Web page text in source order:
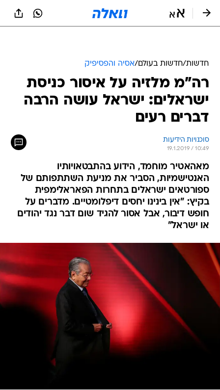
חדשות/חדשות בעולם/אסיה והפסיפיק
רה"מ מלזיה על איסור כניסת
ישראלים: ישראל עושה הרבה
דברים רעים
סוכנויות הידיעות
19.1.2019 / 10:49
מאהאטיר מוחמד, הידוע בהתבטאויותיו
האנטישמיות, הסביר את מניעת השתתפותם של
ספורטאים ישראלים בתחרות הפאראלימפית
בקיץ: "אין בינינו יחסים דיפלומטיים. מדברים על
חופש דיבור, אבל אסור להגיד שום דבר נגד יהודים
או ישראל"